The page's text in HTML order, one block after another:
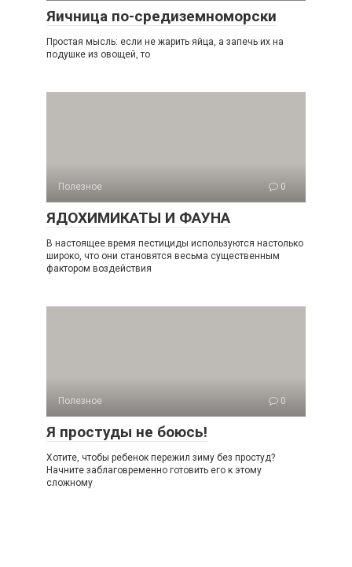
Яичница по-средиземноморски
Простая мысль: если не жарить яйца, а запечь их на
подушке из овощей, то
Полезное 0
ЯДОХИМИКАТЫ И ФАУНА
В настоящее время пестициды используются настолько
широко, что они становятся весьма существенным
фактором воздействия
Полезное 0
Я простуды не боюсь!
Хотите, чтобы ребенок пережил зиму без простуд?
Начните заблаговременно готовить его к этому
сложному